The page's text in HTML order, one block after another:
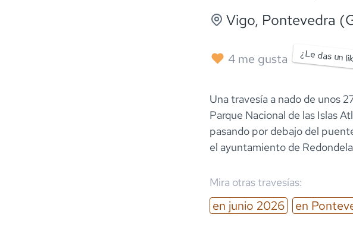
Vigo, Pontevedra
4 me gusta ¿Le das un
Una travesía a nado de unos
Parque Nacional de las Islas
pasando por debajo del
el ayuntamiento de
Mira otras travesías:
en junio 2026 en